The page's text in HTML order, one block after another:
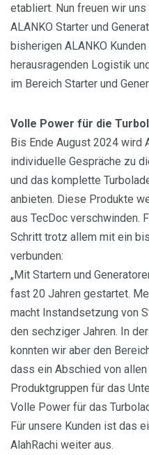
etabliert. Nun freuen wir
ALANKO Starter und
bisherigen ALANKO
herausragenden Logistik
im Bereich Starter und
Volle Power für die
Bis Ende August 2024 wird
individuelle Gespräche zu
und das komplette
anbieten. Diese Produkte
aus TecDoc verschwinden.
Schritt trotz allem mit ein
verbunden:
„Mit Startern und
fast 20 Jahren gestartet.
macht Instandsetzung von
den sechziger Jahren. In
konnten wir aber den
dass ein Abschied von allen
Produktgruppen für das
Volle Power für das
Für unsere Kunden ist das
AlahRachi weiter aus.